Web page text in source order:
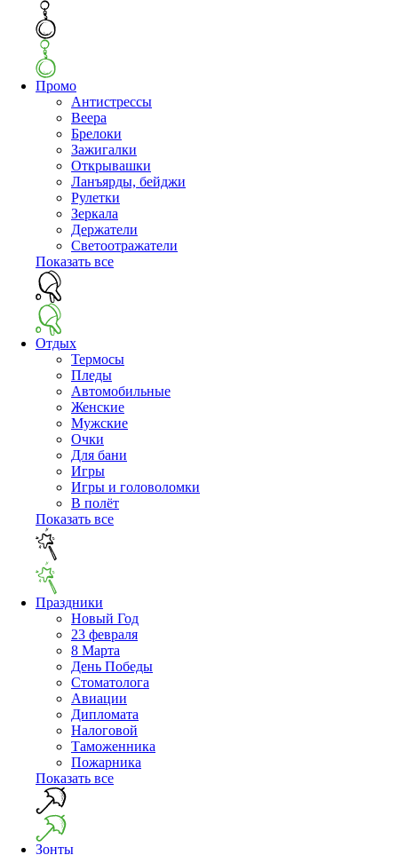
Промо
Антистрессы
Веера
Брелоки
Зажигалки
Открывашки
Ланъярды, бейджи
Рулетки
Зеркала
Держатели
Светоотражатели
Показать все
Отдых
Термосы
Пледы
Автомобильные
Женские
Мужские
Очки
Для бани
Игры
Игры и головоломки
В полёт
Показать все
Праздники
Новый Год
23 февраля
8 Марта
День Победы
Cтоматолога
Авиации
Дипломата
Налоговой
Таможенника
Пожарника
Показать все
Зонты